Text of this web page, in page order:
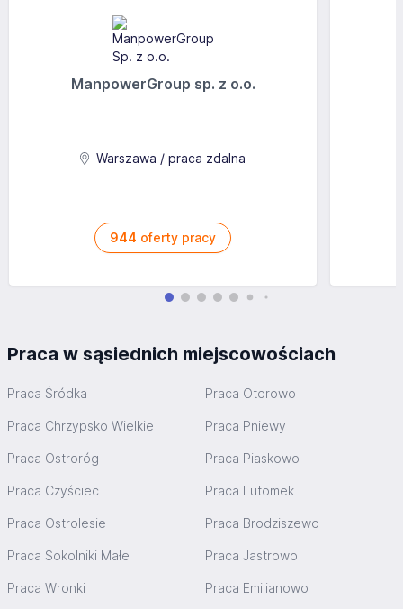
obszarze rozwoju produktu
Realny wpływ na rozwój produktów i wdrażane
Szkolenia oraz możliwość podnoszenia kwalifikacji
Ubezpieczenie grupowe
ManpowerGroup sp. z o.o.
Warszawa / praca zdalna
944 oferty pracy
Praca w sąsiednich miejscowościach
Praca Śródka Praca Otorowo
Praca Chrzypsko Wielkie Praca Pniewy
Praca Ostroróg Praca Piaskowo
Praca Czyściec Praca Lutomek
Praca Ostrolesie Praca Brodziszewo
Praca Sokolniki Małe Praca Jastrowo
Praca Wronki Praca Emilianowo